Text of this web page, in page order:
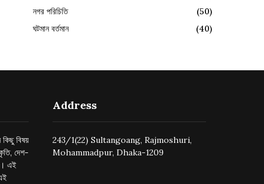
নগর পরিচিতি
(50)
ঘটমান বর্তমান
(40)
বিষয়
দেশ-
এই
Address
243/1(22) Sultangoang, Rajmoshuri,
Mohammadpur, Dhaka-1209